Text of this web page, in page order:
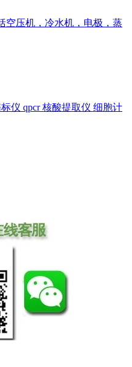
空压机，冷水机，电极，蒸
仪 qpcr 核酸提取仪 细胞计